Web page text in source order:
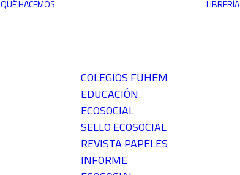
QUÉ HACEMOS
COLEGIOS FUHEM
EDUCACIÓN
ECOSOCIAL
SELLO ECOSOCIAL
REVISTA PAPELES
INFORME
LIBRERÍA